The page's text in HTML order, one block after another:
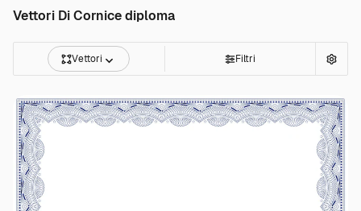
Vettori Di Cornice diploma
Vettori Filtri